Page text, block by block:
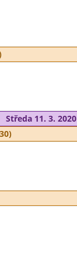
Středa 11. 3. 2020